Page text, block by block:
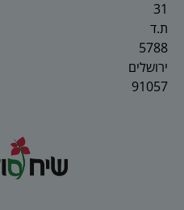
31
ת.ד
5788
ירושלים
91057